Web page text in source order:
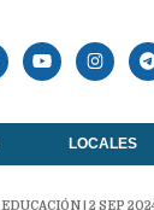
LOCALES
EDUCACIÓN | 2 SEP